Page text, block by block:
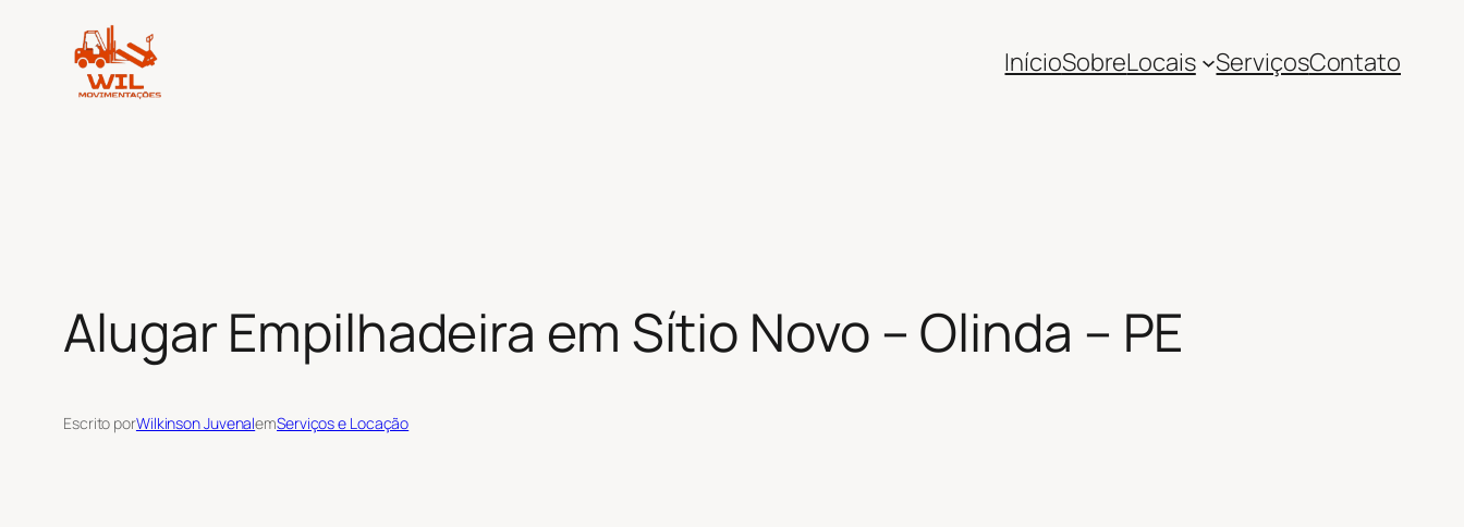
InícioSobreLocais ServiçosContato
Alugar Empilhadeira em Sítio Novo – Olinda – PE
Escrito porWilkinson JuvenalemServiços e Locação